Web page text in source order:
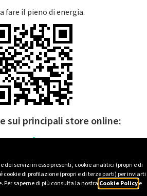
servizi in esso presenti, cookie analitici (propri e di
di profilazione (propri e di terze parti) per inviarti
saperne di più consulta la nostra Cookie Policye
fare il pieno di energia.
sui principali store online: